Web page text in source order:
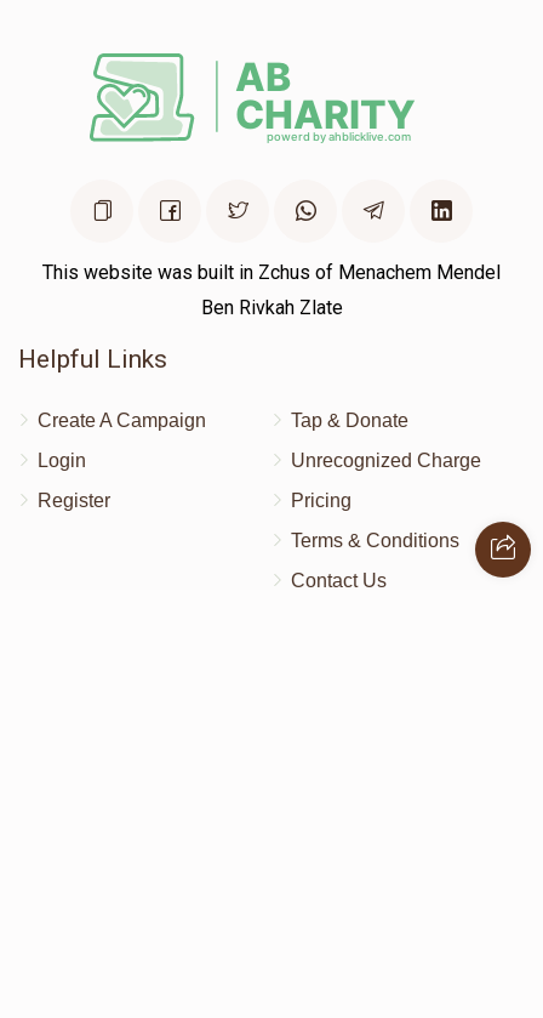
This website was built in Zchus of Menachem Mendel
Ben Rivkah Zlate
Helpful Links
Create A Campaign
Login
Register
Tap & Donate
Unrecognized Charge
Pricing
Terms & Conditions
Contact Us